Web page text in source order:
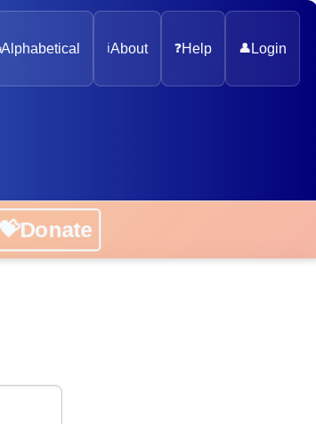
Alphabetical ℹ️About ❓Help 👤 Login
💝Donate